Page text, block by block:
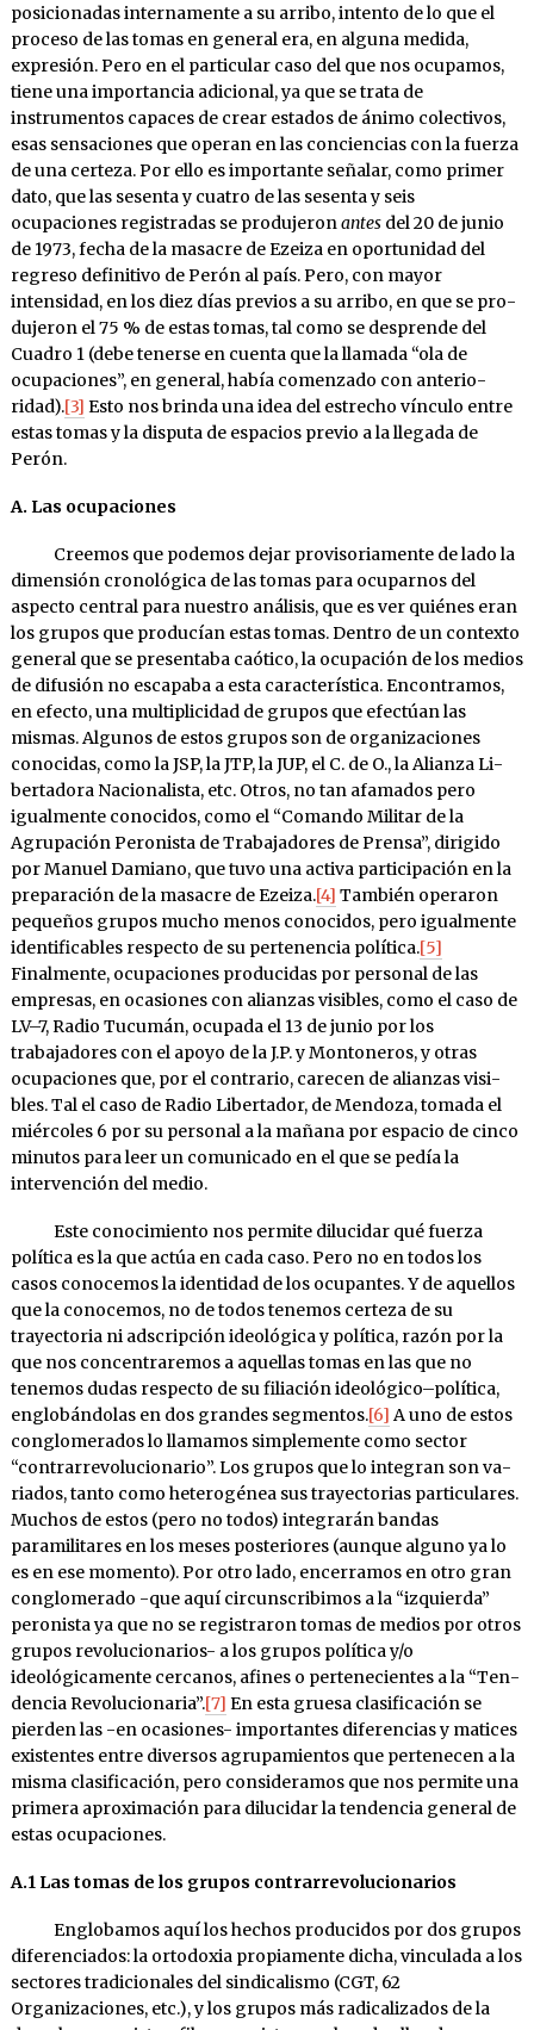
posicionadas internamente a su arribo, intento de lo que el
proceso de las tomas en general era, en alguna medida,
expresión. Pero en el particular caso del que nos ocupamos,
tiene una importancia adicional, ya que se trata de
instrumentos capaces de crear estados de ánimo colectivos,
esas sensaciones que operan en las conciencias con la fuer­za
de una certeza. Por ello es impor­tante señalar, como primer
dato, que las sesenta y cuatro de las sesenta y seis
ocupaciones registradas se produjeronantesdel 20 de junio
de 1973, fecha de la masacre de Ezeiza en oportu­nidad del
regreso definitivo de Perón al país. Pero, con mayor
intensidad, en los diez días previos a su arribo, en que se pro­
dujeron el 75 % de estas tomas, tal como se desprende del
Cuadro 1 (debe te­nerse en cuenta que la lla­ma­da “ola de
ocupaciones”, en general, había comenzado con ante­rio­
ridad).[3] Esto nos brinda una idea del estrecho vínculo entre
estas tomas y la disputa de espacios previo a la llegada de
Perón.
A. Las ocupaciones
Creemos que podemos dejar provisoriamente de lado la
dimensión cronológica de las tomas para ocuparnos del
aspecto central para nuestro análisis, que es ver quiénes eran
los grupos que producían estas tomas. Dentro de un contexto
general que se presentaba caótico, la ocupación de los medios
de difusión no escapaba a esta caracterís­tica. Encontramos,
en efecto, una multiplicidad de grupos que e­fectúan las
mismas. Algunos de estos grupos son de organizaciones
conocidas, como la JSP, la JTP, la JUP, el C. de O., la Alianza Li­
ber­tado­ra Na­cionalista, etc. Otros, no tan afamados pero
igual­mente conocidos, como el “Comando Militar de la
Agrupa­ción Pero­nista de Trabajadores de Prensa”, dirigido
por Manuel Damiano, que tuvo una activa participación en la
preparación de la masacre de Ezeiza.[4] También operaron
pequeños grupos mucho menos conocidos, pero igualmente
identificables respecto de su pertenencia política.[5]
Finalmente, ocupaciones producidas por personal de las
empresas, en ocasiones con alianzas visibles, como el caso de
LV–7, Radio Tucumán, ocupada el 13 de junio por los
trabajadores con el apoyo de la J.P. y Montoneros, y otras
ocupaciones que, por el contrario, carecen de alianzas visi­
bles. Tal el caso de Radio Li­bertador, de Mendoza, tomada el
miér­coles 6 por su personal a la mañana por espacio de cinco
minutos para leer un comunicado en el que se pedía la
intervención del medio.
Este conocimiento nos permite dilucidar qué fuerza
política es la que actúa en cada caso. Pero no en todos los
casos conocemos la identidad de los ocu­pan­tes. Y de aquellos
que la conocemos, no de todos tenemos certe­za de su
trayectoria ni adscripción ideológica y política, razón por la
que nos concentraremos a aquellas tomas en las que no
tenemos dudas res­pecto de su filiación ideológico–política,
englo­bándolas en dos grandes segmentos.[6] A uno de estos
conglomerados lo llamamos simplemen­te como sector
“contrarrevolucionario”. Los grupos que lo integran son va­
riados, tanto como heterogénea sus trayectorias particulares.
Mu­chos de estos (pero no todos) integrarán bandas
paramilitares en los meses posteriores (aunque alguno ya lo
es en ese momento). Por otro lado, encerramos en otro gran
conglomerado -que aquí circunscribimos a la “izquierda”
peronista ya que no se registraron tomas de medios por otros
grupos revolucionarios- a los grupos polí­tica y/o
ideológicamente cercanos, afi­nes o pertenecientes a la “Ten­
den­cia Revo­lucionaria”.[7] En esta gruesa clasificación se
pier­den las -en ocasiones- importantes di­ferencias y ma­tices
exis­tentes entre diversos agrupamientos que perte­ne­cen a la
misma cla­si­fica­ción, pero consideramos que nos permite una
primera aproxi­ma­ción para dilucidar la tenden­cia general de
estas ocupaciones.
A.1 Las tomas de los grupos contrarrevolucionarios
Englobamos aquí los hechos producidos por dos grupos
diferenciados: la ortodoxia propiamente dicha, vinculada a los
sectores tradicionales del sindicalismo (CGT, 62
Organizaciones, etc.), y los grupos más radicalizados de la